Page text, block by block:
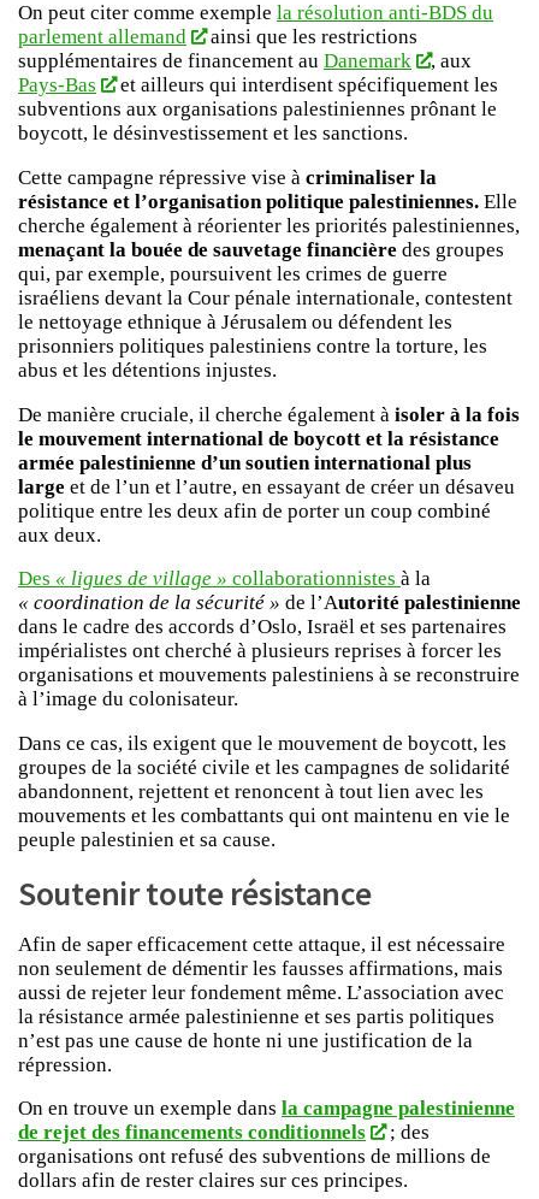
On peut citer comme exemple la résolution anti-BDS du
parlement allemand
ainsi que les restrictions
supplémentaires de financement au Danemark
, aux
Pays-Bas
et ailleurs qui interdisent spécifiquement les
subventions aux organisations palestiniennes prônant le
boycott, le désinvestissement et les sanctions.
Cette campagne répressive vise à criminaliser la
résistance et l’organisation politique palestiniennes. Elle
cherche également à réorienter les priorités palestiniennes,
menaçant la bouée de sauvetage financière des groupes
qui, par exemple, poursuivent les crimes de guerre
israéliens devant la Cour pénale internationale, contestent
le nettoyage ethnique à Jérusalem ou défendent les
prisonniers politiques palestiniens contre la torture, les
abus et les détentions injustes.
De manière cruciale, il cherche également à isoler à la fois
le mouvement international de boycott et la résistance
armée palestinienne d’un soutien international plus
large et de l’un et l’autre, en essayant de créer un désaveu
politique entre les deux afin de porter un coup combiné
aux deux.
Des « ligues de village » collaborationnistes à la
« coordination de la sécurité » de l’Autorité palestinienne
dans le cadre des accords d’Oslo, Israël et ses partenaires
impérialistes ont cherché à plusieurs reprises à forcer les
organisations et mouvements palestiniens à se reconstruire
à l’image du colonisateur.
Dans ce cas, ils exigent que le mouvement de boycott, les
groupes de la société civile et les campagnes de solidarité
abandonnent, rejettent et renoncent à tout lien avec les
mouvements et les combattants qui ont maintenu en vie le
peuple palestinien et sa cause.
Soutenir toute résistance
Afin de saper efficacement cette attaque, il est nécessaire
non seulement de démentir les fausses affirmations, mais
aussi de rejeter leur fondement même. L’association avec
la résistance armée palestinienne et ses partis politiques
n’est pas une cause de honte ni une justification de la
répression.
On en trouve un exemple dans la campagne palestinienne
de rejet des financements conditionnels
; des
organisations ont refusé des subventions de millions de
dollars afin de rester claires sur ces principes.